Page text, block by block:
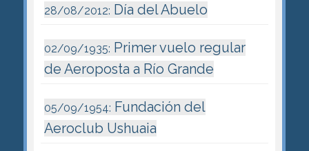
28/08/2012: Día del Abuelo
02/09/1935: Primer vuelo regular
de Aeroposta a Río Grande
05/09/1954: Fundación del
Aeroclub Ushuaia